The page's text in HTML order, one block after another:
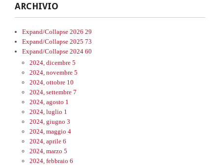
ARCHIVIO
Expand/Collapse 2026 29
Expand/Collapse 2025 73
Expand/Collapse 2024 60
2024, dicembre 5
2024, novembre 5
2024, ottobre 10
2024, settembre 7
2024, agosto 1
2024, luglio 1
2024, giugno 3
2024, maggio 4
2024, aprile 6
2024, marzo 5
2024, febbraio 6